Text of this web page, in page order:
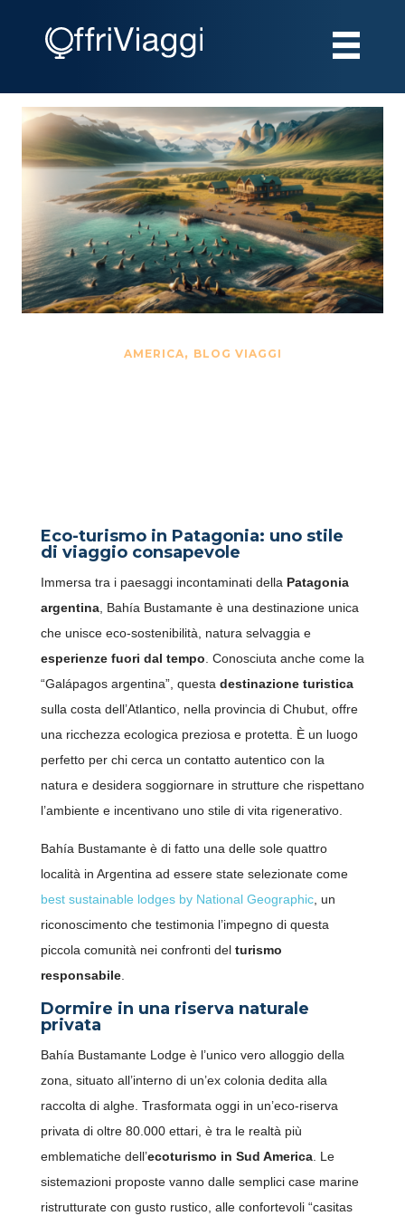
AMERICA, BLOG VIAGGI
Eco-turismo in Patagonia: uno stile
di viaggio consapevole
Immersa tra i paesaggi incontaminati della Patagonia
argentina, Bahía Bustamante è una destinazione unica
che unisce eco-sostenibilità, natura selvaggia e
esperienze fuori dal tempo. Conosciuta anche come la
“Galápagos argentina”, questa destinazione turistica
sulla costa dell’Atlantico, nella provincia di Chubut, offre
una ricchezza ecologica preziosa e protetta. È un luogo
perfetto per chi cerca un contatto autentico con la
natura e desidera soggiornare in strutture che rispettano
l’ambiente e incentivano uno stile di vita rigenerativo.
Bahía Bustamante è di fatto una delle sole quattro
località in Argentina ad essere state selezionate come
best sustainable lodges by National Geographic, un
riconoscimento che testimonia l’impegno di questa
piccola comunità nei confronti del turismo
responsabile.
Dormire in una riserva naturale
privata
Bahía Bustamante Lodge è l’unico vero alloggio della
zona, situato all’interno di un’ex colonia dedita alla
raccolta di alghe. Trasformata oggi in un’eco-riserva
privata di oltre 80.000 ettari, è tra le realtà più
emblematiche dell’ecoturismo in Sud America. Le
sistemazioni proposte vanno dalle semplici case marine
ristrutturate con gusto rustico, alle confortevoli “casitas